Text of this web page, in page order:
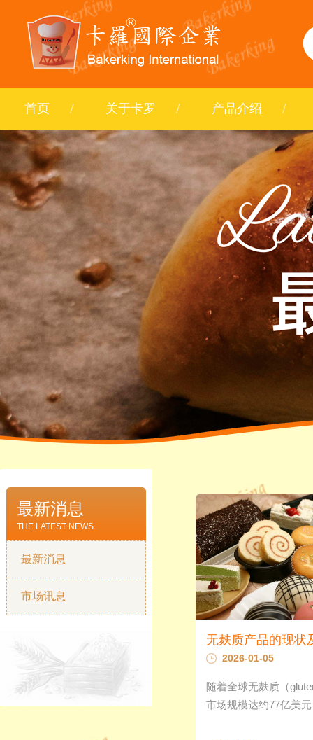
首页 关于卡罗 产品介绍
最新消息
THE LATEST NEWS
最新消息
市场讯息
无麸质产品的现状
2026-01-05
随着全球无麸质（
市场规模达约77亿美